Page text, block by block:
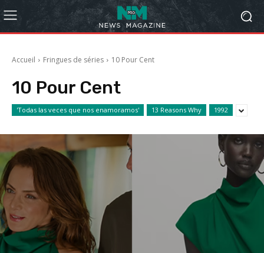
Accueil Fringues de séries 10 Pour Cent
10 Pour Cent
'Todas las veces que nos enamoramos' 13 Reasons Why 1992